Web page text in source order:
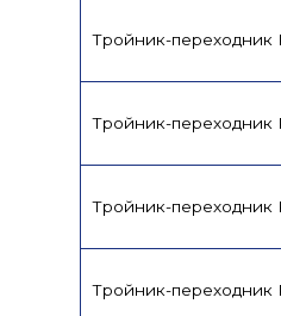
Тройник-переходник
Тройник-переходник
Тройник-переходник
Тройник-переходник